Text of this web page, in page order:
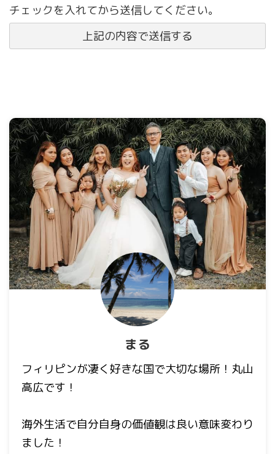
チェックを入れてから送信してください。
まる
フィリピンが凄く好きな国で大切な場所！丸山
高広です！
海外生活で自分自身の価値観は良い意味変わり
ました！